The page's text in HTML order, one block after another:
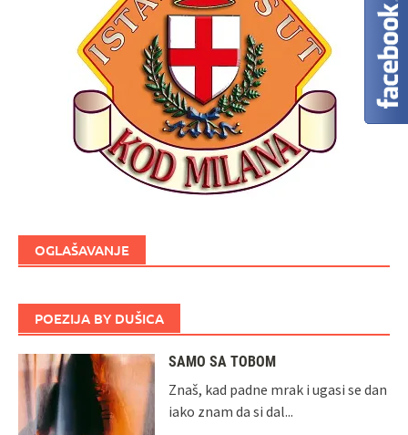
OGLAŠAVANJE
POEZIJA BY DUŠICA
SAMO SA TOBOM
Znaš, kad padne mrak i ugasi se dan
iako znam da si dal...